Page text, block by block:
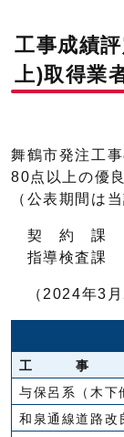
工事成績
上)取得業
舞鶴市発注工
80点以上の優
（公表期間は
契 約 課
指導検査課
（2024年3月
工 事
与保呂系（木下
和泉通線道路改